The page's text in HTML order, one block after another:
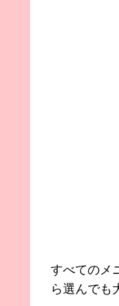
すべてのメ
ら選んでも